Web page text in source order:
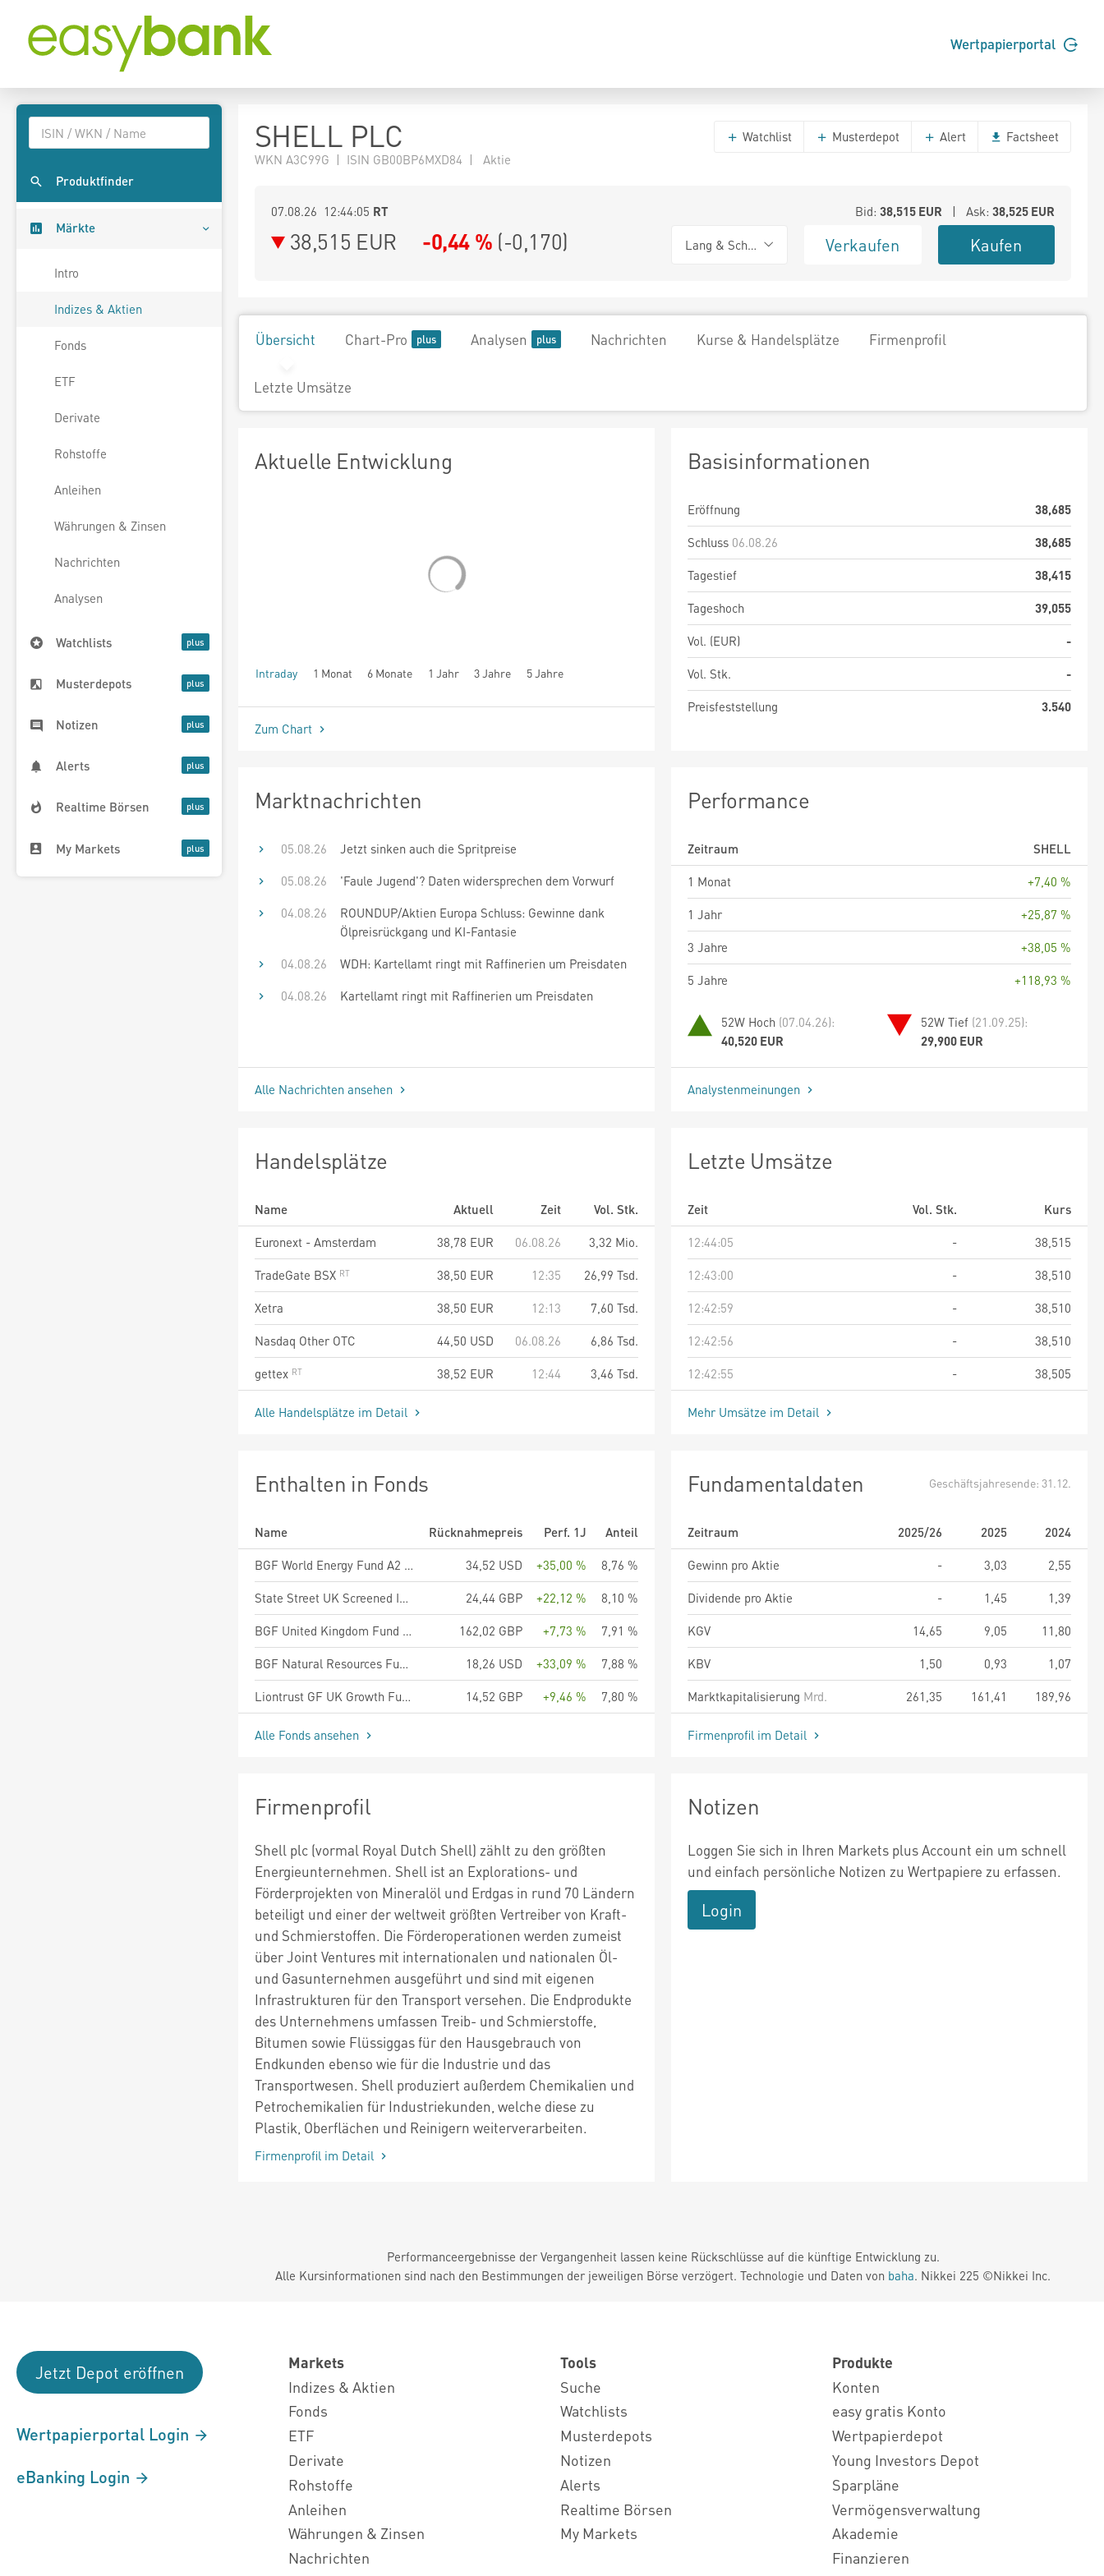
Wertpapierportal
Produktfinder
Märkte
Intro
Indizes & Aktien
Fonds
ETF
Derivate
Rohstoffe
Anleihen
Währungen & Zinsen
Nachrichten
Analysen
Watchlists
Musterdepots
Notizen
Alerts
Realtime Börsen
My Markets
SHELL PLC
WKN A3C99G | ISIN GB00BP6MXD84 | Aktie
Watchlist Musterdepot Alert Factsheet
07.08.26 12:44:05 RT Bid: 38,515EUR | Ask: 38,525EUR
38,515 EUR -0,44 % (-0,170) Lang & Schwarz Verkaufen Kaufen
Übersicht Chart-Pro Analysen Nachrichten Kurse & Handelsplätze Firmenprofil
Letzte Umsätze
Aktuelle Entwicklung
Intraday 1 Monat 6 Monate 1 Jahr 3 Jahre 5 Jahre
seit Beginn
Zum Chart
Basisinformationen
Eröffnung
38,685
Schluss 06.08.26
38,685
Tagestief
38,415
Tageshoch
39,055
Vol. (EUR)
-
Vol. Stk.
-
Preisfeststellung
3.540
Marktnachrichten
05.08.26
Jetzt sinken auch die Spritpreise
05.08.26
'Faule Jugend'? Daten widersprechen dem Vorwurf
04.08.26
ROUNDUP/Aktien Europa Schluss: Gewinne dank
Ölpreisrückgang und KI-Fantasie
04.08.26
WDH: Kartellamt ringt mit Raffinerien um Preisdaten
04.08.26
Kartellamt ringt mit Raffinerien um Preisdaten
Alle Nachrichten ansehen
Performance
Zeitraum
SHELL
1 Monat
+7,40 %
1 Jahr
+25,87 %
3 Jahre
+38,05 %
5 Jahre
+118,93 %
52W Hoch (07.04.26):
40,520 EUR
52W Tief (21.09.25):
29,900 EUR
Analystenmeinungen
Handelsplätze
Name Aktuell Zeit
Vol. Stk.
Euronext - Amsterdam
38,78 EUR 06.08.26
3,32 Mio.
TradeGate BSX
38,50 EUR 12:35
26,99 Tsd.
Xetra
38,50 EUR 12:13
7,60 Tsd.
Nasdaq Other OTC
44,50 USD 06.08.26
6,86 Tsd.
gettex
38,52 EUR 12:44 3,46 Tsd.
Alle Handelsplätze im Detail
Letzte Umsätze
Zeit Vol. Stk.
Kurs
12:44:05
-
38,515
12:43:00
-
38,510
12:42:59
-
38,510
12:42:56
-
38,510
12:42:55
- 38,505
Mehr Umsätze im Detail
Enthalten in Fonds
Name Rücknahmepreis Perf. 1J
Anteil
BGF World Energy Fund A2 USD
34,52 USD +35,00 %
8,76 %
State Street UK Screened Index Equity Fund P
24,44 GBP +22,12 %
8,10 %
BGF United Kingdom Fund A2 GBP
162,02 GBP +7,73 %
7,91 %
BGF Natural Resources Fund A2 USD
18,26 USD +33,09 %
7,88 %
Liontrust GF UK Growth Fund C1 GBP Accumulating
14,52 GBP +9,46 % 7,80 %
Alle Fonds ansehen
Fundamentaldaten Geschäftsjahresende: 31.12.
Zeitraum 2025/26 2025
2024
Gewinn pro Aktie
- 3,03
2,55
Dividende pro Aktie
- 1,45
1,39
KGV
14,65 9,05
11,80
KBV
1,50 0,93
1,07
Marktkapitalisierung Mrd. 261,35 161,41 189,96
Firmenprofil im Detail
Firmenprofil
Shell plc (vormal Royal Dutch Shell) zählt zu den größten
Energieunternehmen. Shell ist an Explorations- und
Förderprojekten von Mineralöl und Erdgas in rund 70 Ländern
beteiligt und einer der weltweit größten Vertreiber von Kraft-
und Schmierstoffen. Die Förderoperationen werden zumeist
über Joint Ventures mit internationalen und nationalen Öl-
und Gasunternehmen ausgeführt und sind mit eigenen
Infrastrukturen für den Transport versehen. Die Endprodukte
des Unternehmens umfassen Treib- und Schmierstoffe,
Bitumen sowie Flüssiggas für den Hausgebrauch von
Endkunden ebenso wie für die Industrie und das
Transportwesen. Shell produziert außerdem Chemikalien und
Petrochemikalien für Industriekunden, welche diese zu
Plastik, Oberflächen und Reinigern weiterverarbeiten.
Firmenprofil im Detail
Notizen
Loggen Sie sich in Ihren Markets plus Account ein um schnell
und einfach persönliche Notizen zu Wertpapiere zu erfassen.
Login
Performanceergebnisse der Vergangenheit lassen keine Rückschlüsse auf die künftige Entwicklung zu.
Alle Kursinformationen sind nach den Bestimmungen der jeweiligen Börse verzögert. Technologie und Daten von baha. Nikkei 225 ©Nikkei Inc.
Jetzt Depot eröffnen
Wertpapierportal Login
eBanking Login
Markets
Indizes & Aktien
Fonds
ETF
Derivate
Rohstoffe
Anleihen
Währungen & Zinsen
Nachrichten
Tools
Suche
Watchlists
Musterdepots
Notizen
Alerts
Realtime Börsen
My Markets
Produkte
Konten
easy gratis Konto
Wertpapierdepot
Young Investors Depot
Sparpläne
Vermögensverwaltung
Akademie
Finanzieren